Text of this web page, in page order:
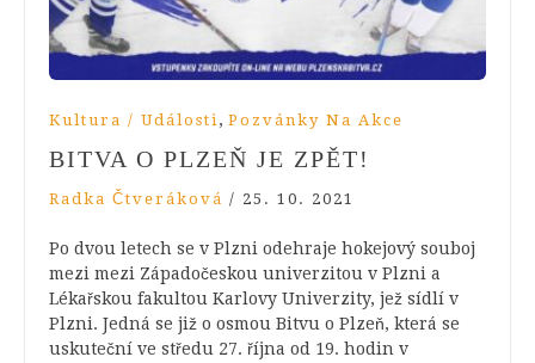
Kultura / Události, Pozvánky Na Akce
BITVA O PLZEŇ JE ZPĚT!
Radka Čtveráková / 25. 10. 2021
Po dvou letech se v Plzni odehraje hokejový souboj
mezi mezi Západočeskou univerzitou v Plzni a
Lékařskou fakultou Karlovy Univerzity, jež sídlí v
Plzni. Jedná se již o osmou Bitvu o Plzeň, která se
uskuteční ve středu 27. října od 19. hodin v